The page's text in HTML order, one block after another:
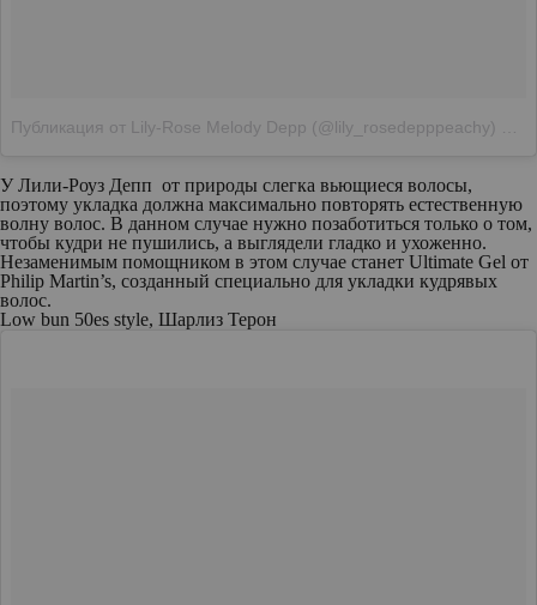
Публикация от Lily-Rose Melody Depp (@lily_rosedepppeachy)
У Лили-Роуз Депп от природы слегка вьющиеся волосы,
поэтому укладка должна максимально повторять естественную
волну волос. В данном случае нужно позаботиться только о том,
чтобы кудри не пушились, а выглядели гладко и ухоженно.
Незаменимым помощником в этом случае станет Ultimate Gel от
Philip Martin’s, созданный специально для укладки кудрявых
волос.
Low bun 50es style, Шарлиз Терон